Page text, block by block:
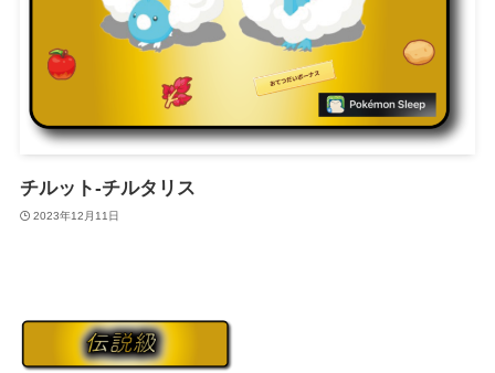
チルット-チルタリス
2023年12月11日